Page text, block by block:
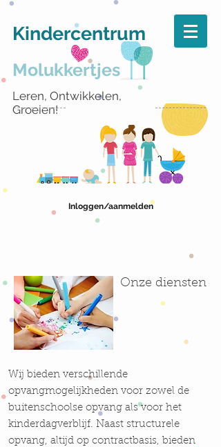
Kindercentrum
Molukkertjes
Leren, Ontwikkelen,
Groeien!
Inloggen/aanmelden
Onze diensten
Wij bieden verschillende
opvangmogelijkheden voor zowel de
buitenschoolse opvang als voor het
kinderdagverblijf. Naast structurele
opvang, altijd op contractbasis, bieden